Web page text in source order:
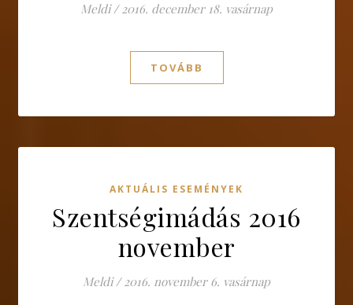
Meldi / 2016. december 18. vasárnap
TOVÁBB
AKTUÁLIS ESEMÉNYEK
Szentségimádás 2016
november
Meldi / 2016. november 6. vasárnap